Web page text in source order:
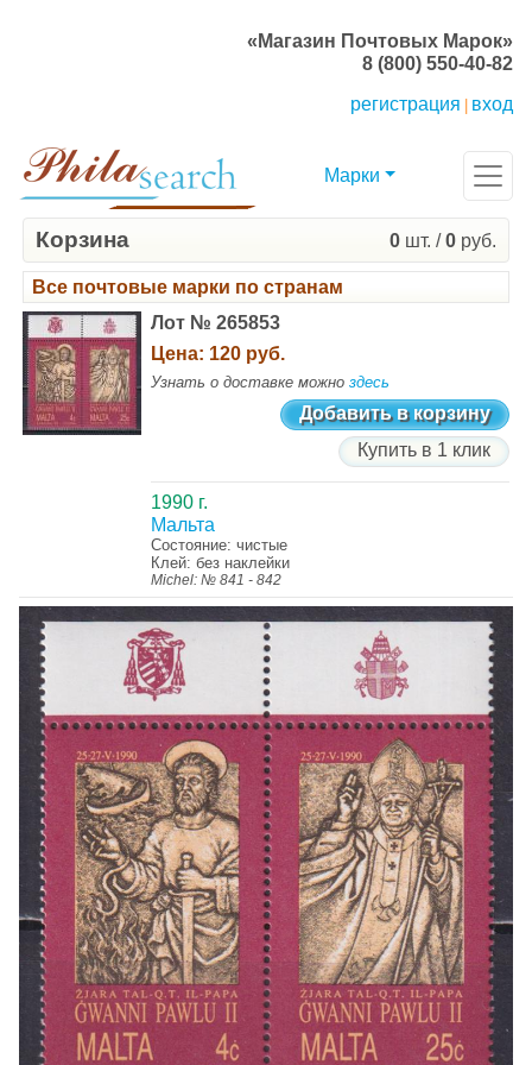
«Магазин Почтовых Марок»
8 (800) 550-40-82
регистрация
вход
Марки
Корзина 0 шт. /0 руб.
Все почтовые марки по странам
Лот № 265853
Цена: 120 руб.
Узнать о доставке можно здесь
Добавить в корзину
Купить в 1 клик
1990 г.
Мальта
Состояние: чистые
Клей: без наклейки
Michel: № 841 - 842